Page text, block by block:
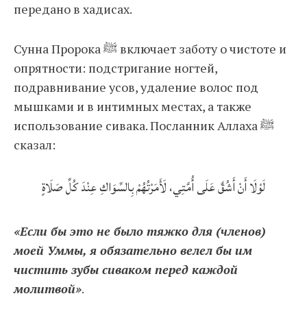
передано в хадисах.
Сунна Пророка ﷺ включает заботу о чистоте и
опрятности: подстригание ногтей,
подравнивание усов, удаление волос под
мышками и в интимных местах, а также
использование сивака. Посланник Аллаха ﷺ
сказал:
لَوْلَا أَنْ أَشُقَّ عَلَى أُمَّتِي، لَأَمَرْتُهُمْ بِالسِّوَاكِ عِنْدَ كُلِّ صَلَاةٍ
«Если бы это не было тяжко для (членов)
моей Уммы, я обязательно велел бы им
чистить зубы сиваком перед каждой
молитвой».